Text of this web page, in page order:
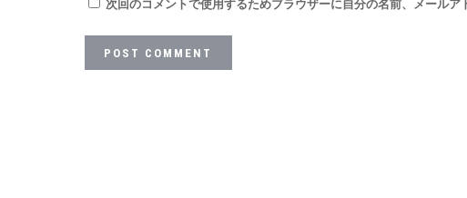
次回のコメントで使用するためブラウザーに自分の名前、メールア